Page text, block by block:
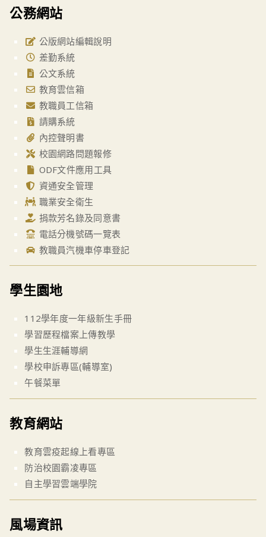
公務網站
公版網站編輯說明
差勤系統
公文系統
教育雲信箱
教職員工信箱
請購系統
內控聲明書
校園網路問題報修
ODF文件應用工具
資通安全管理
職業安全衛生
捐款芳名錄及同意書
電話分機號碼一覽表
教職員汽機車停車登記
學生園地
112學年度一年級新生手冊
學習歷程檔案上傳教學
學生生涯輔導網
學校申訴專區(輔導室)
午餐菜單
教育網站
教育雲疫起線上看專區
防治校園霸凌專區
自主學習雲端學院
風場資訊